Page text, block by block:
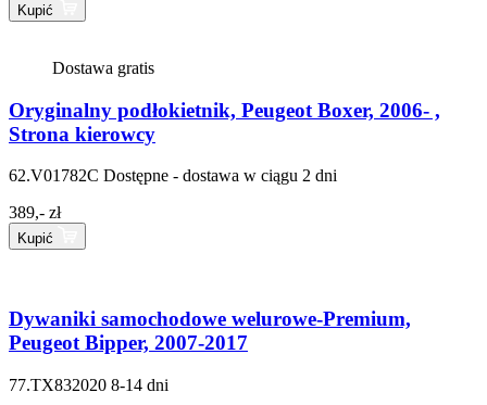
Kupić
Dostawa gratis
Oryginalny podłokietnik, Peugeot Boxer, 2006- ,
Strona kierowcy
62.V01782C Dostępne - dostawa w ciągu 2 dni
389,- zł
Kupić
Dywaniki samochodowe welurowe-Premium,
Peugeot Bipper, 2007-2017
77.TX832020 8-14 dni